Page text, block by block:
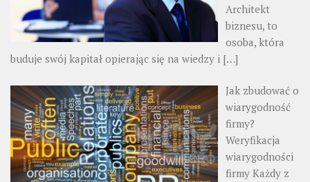
Architekt
biznesu, to
osoba, która
buduje swój kapitał opierając się na wiedzy i […]
Jak zbudować o
wiarygodność
firmy?
Weryfikacja
wiarygodności
firmy Każdy z